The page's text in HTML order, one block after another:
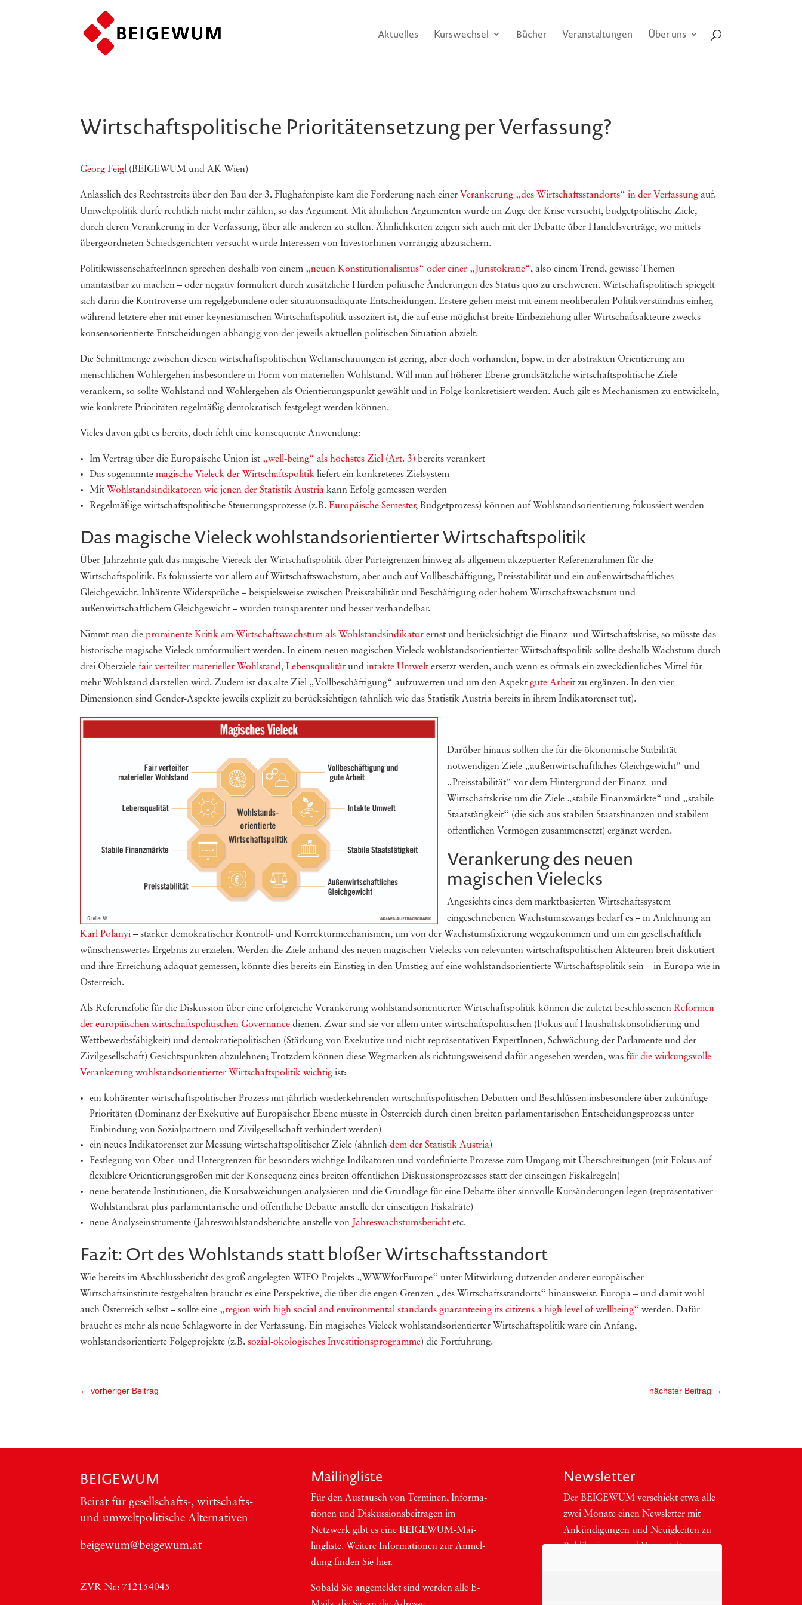
Aktuelles Kurswechsel Bücher Veranstaltungen Über uns
Wirtschaftspolitische Prioritätensetzung per Verfassung?
Georg Feigl (BEIGEWUM und AK Wien)
Anlässlich des Rechtsstreits über den Bau der 3. Flughafenpiste kam die Forderung nach einer Verankerung „des Wirtschaftsstandorts“ in der Verfassung auf.
Umweltpolitik dürfe rechtlich nicht mehr zählen, so das Argument. Mit ähnlichen Argumenten wurde im Zuge der Krise versucht, budgetpolitische Ziele,
durch deren Verankerung in der Verfassung, über alle anderen zu stellen. Ähnlichkeiten zeigen sich auch mit der Debatte über Handelsverträge, wo mittels
übergeordneten Schiedsgerichten versucht wurde Interessen von InvestorInnen vorrangig abzusichern.
PolitikwissenschafterInnen sprechen deshalb von einem „neuen Konstitutionalismus“ oder einer „Juristokratie“, also einem Trend, gewisse Themen
unantastbar zu machen – oder negativ formuliert durch zusätzliche Hürden politische Änderungen des Status quo zu erschweren. Wirtschaftspolitisch spiegelt
sich darin die Kontroverse um regelgebundene oder situationsadäquate Entscheidungen. Erstere gehen meist mit einem neoliberalen Politikverständnis einher,
während letztere eher mit einer keynesianischen Wirtschaftspolitik assoziiert ist, die auf eine möglichst breite Einbeziehung aller Wirtschaftsakteure zwecks
konsensorientierte Entscheidungen abhängig von der jeweils aktuellen politischen Situation abzielt.
Die Schnittmenge zwischen diesen wirtschaftspolitischen Weltanschauungen ist gering, aber doch vorhanden, bspw. in der abstrakten Orientierung am
menschlichen Wohlergehen insbesondere in Form von materiellen Wohlstand. Will man auf höherer Ebene grundsätzliche wirtschaftspolitische Ziele
verankern, so sollte Wohlstand und Wohlergehen als Orientierungspunkt gewählt und in Folge konkretisiert werden. Auch gilt es Mechanismen zu entwickeln,
wie konkrete Prioritäten regelmäßig demokratisch festgelegt werden können.
Vieles davon gibt es bereits, doch fehlt eine konsequente Anwendung:
Im Vertrag über die Europäische Union ist „well-being“ als höchstes Ziel (Art. 3) bereits verankert
Das sogenanntemagische Vieleck der Wirtschaftspolitik liefert ein konkreteres Zielsystem
Mit Wohlstandsindikatoren wie jenen der Statistik Austria kann Erfolg gemessen werden
Regelmäßige wirtschaftspolitische Steuerungsprozesse (z.B.Europäische Semester, Budgetprozess) können auf Wohlstandsorientierung fokussiert werden
Das magische Vieleck wohlstandsorientierter Wirtschaftspolitik
Über Jahrzehnte galt das magische Viereck der Wirtschaftspolitik über Parteigrenzen hinweg als allgemein akzeptierter Referenzrahmen für die
Wirtschaftspolitik. Es fokussierte vor allem auf Wirtschaftswachstum, aber auch auf Vollbeschäftigung, Preisstabilität und ein außenwirtschaftliches
Gleichgewicht. Inhärente Widersprüche – beispielsweise zwischen Preisstabilität und Beschäftigung oder hohem Wirtschaftswachstum und
außenwirtschaftlichem Gleichgewicht – wurden transparenter und besser verhandelbar.
Nimmt man die prominente Kritik am Wirtschaftswachstum als Wohlstandsindikator ernst und berücksichtigt die Finanz- und Wirtschaftskrise, so müsste das
historische magische Vieleck umformuliert werden. In einem neuen magischen Vieleck wohlstandsorientierter Wirtschaftspolitik sollte deshalb Wachstum durch
drei Oberzielefair verteilter materieller Wohlstand,Lebensqualität undintakte Umwelt ersetzt werden, auch wenn es oftmals ein zweckdienliches Mittel für
mehr Wohlstand darstellen wird. Zudem ist das alte Ziel „Vollbeschäftigung“ aufzuwerten und um den Aspektgute Arbeit zu ergänzen. In den vier
Dimensionen sind Gender-Aspekte jeweils explizit zu berücksichtigen (ähnlich wie das Statistik Austria bereits in ihrem Indikatorenset tut).
Darüber hinaus sollten die für die ökonomische Stabilität
notwendigen Ziele „außenwirtschaftliches Gleichgewicht“ und
„Preisstabilität“ vor dem Hintergrund der Finanz- und
Wirtschaftskrise um die Ziele „stabile Finanzmärkte“ und „stabile
Staatstätigkeit“ (die sich aus stabilen Staatsfinanzen und stabilem
öffentlichen Vermögen zusammensetzt) ergänzt werden.
Verankerung des neuen
magischen Vielecks
Angesichts eines dem marktbasierten Wirtschaftssystem
eingeschriebenen Wachstumszwangs bedarf es – in Anlehnung an
Karl Polanyi – starker demokratischer Kontroll- und Korrekturmechanismen, um von der Wachstumsfixierung wegzukommen und um ein gesellschaftlich
wünschenswertes Ergebnis zu erzielen. Werden die Ziele anhand des neuen magischen Vielecks von relevanten wirtschaftspolitischen Akteuren breit diskutiert
und ihre Erreichung adäquat gemessen, könnte dies bereits ein Einstieg in den Umstieg auf eine wohlstandsorientierte Wirtschaftspolitik sein – in Europa wie in
Österreich.
Als Referenzfolie für die Diskussion über eine erfolgreiche Verankerung wohlstandsorientierter Wirtschaftspolitik können die zuletzt beschlossenenReformen
der europäischen wirtschaftspolitischen Governance dienen. Zwar sind sie vor allem unter wirtschaftspolitischen (Fokus auf Haushaltskonsolidierung und
Wettbewerbsfähigkeit) und demokratiepolitischen (Stärkung von Exekutive und nicht repräsentativen ExpertInnen, Schwächung der Parlamente und der
Zivilgesellschaft) Gesichtspunkten abzulehnen; Trotzdem können diese Wegmarken als richtungsweisend dafür angesehen werden, wasfür die wirkungsvolle
Verankerung wohlstandsorientierter Wirtschaftspolitik wichtig ist:
ein kohärenter wirtschaftspolitischer Prozess mit jährlich wiederkehrenden wirtschaftspolitischen Debatten und Beschlüssen insbesondere über zukünftige
Prioritäten (Dominanz der Exekutive auf Europäischer Ebene müsste in Österreich durch einen breiten parlamentarischen Entscheidungsprozess unter
Einbindung von Sozialpartnern und Zivilgesellschaft verhindert werden)
ein neues Indikatorenset zur Messung wirtschaftspolitischer Ziele (ähnlichdem der Statistik Austria)
Festlegung von Ober- und Untergrenzen für besonders wichtige Indikatoren und vordefinierte Prozesse zum Umgang mit Überschreitungen (mit Fokus auf
flexiblere Orientierungsgrößen mit der Konsequenz eines breiten öffentlichen Diskussionsprozesses statt der einseitigen Fiskalregeln)
neue beratende Institutionen, die Kursabweichungen analysieren und die Grundlage für eine Debatte über sinnvolle Kursänderungen legen (repräsentativer
Wohlstandsrat plus parlamentarische und öffentliche Debatte anstelle der einseitigen Fiskalräte)
neue Analyseinstrumente (Jahreswohlstandsberichte anstelle von
Jahreswachstumsbericht etc.
Fazit: Ort des Wohlstands statt bloßer Wirtschaftsstandort
Wie bereits im Abschlussbericht des groß angelegten WIFO-Projekts „WWWforEurope“ unter Mitwirkung dutzender anderer europäischer
Wirtschaftsinstitute festgehalten braucht es eine Perspektive, die über die engen Grenzen „des Wirtschaftsstandorts“ hinausweist. Europa – und damit wohl
auch Österreich selbst – sollte eine „region with high social and environmental standards guaranteeing its citizens a high level of wellbeing“ werden. Dafür
braucht es mehr als neue Schlagworte in der Verfassung. Ein magisches Vieleck wohlstandsorientierter Wirtschaftspolitik wäre ein Anfang,
wohlstandsorientierte Folgeprojekte (z.B.sozial-ökologisches Investitionsprogramme) die Fortführung.
←vorheriger Beitrag nächster Beitrag →
BEIGEWUM
Bei­rat für gesellschafts‑, wirt­schafts-
und umwelt­po­li­ti­sche Alter­na­ti­ven
beigewum@beigewum.at
ZVR-Nr.: 712154045
Mai­ling­lis­te
Für den Aus­tausch von Ter­mi­nen, Infor­ma­
tio­nen und Dis­kus­si­ons­bei­trä­gen im
Netzwerk gibt es eine BEI­GEWUM-Mai­
ling­lis­te. Wei­te­re Infor­ma­tio­nen zur Anmel­
dung fin­den Sie hier.
Sobald Sie ange­mel­det sind wer­den alle E-
Newsletter
Der BEIGEWUM ver­schickt etwa alle
zwei Mona­te einen News­let­ter mit
Ankün­di­gun­gen und Neu­ig­kei­ten zu
Publi­ka­tio­nen und Ver­an­stal­tun­gen